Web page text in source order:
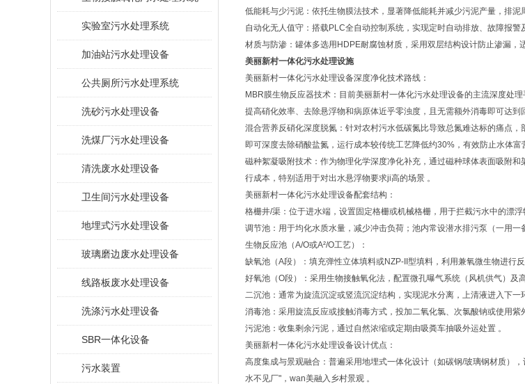
​实验室污水处理系统
加油站污水处理设备
公共厕所污水处理系统
洗砂污水处理设备
洗煤厂污水处理设备
清洗废水处理设备
卫生间污水处理设备
地埋式污水处理设备
玻璃磨边废水处理设备
线路板废水处理设备
洗涤污水处理设备
SBR一体化设备
污水装置
低能耗与少污泥‌：依托生物膜法技术，显著降低能耗并减少污泥产量，排泥
自动化无人值守‌：搭载‌PLC全自动控制系统‌，实现定时自动排放、故障报
材质与防渗‌：罐体多选用‌HDPE耐腐蚀材质‌，采用双层结构设计防止渗漏，
美丽新村一体化污水处理设施
美丽新村一体化污水处理设备深度净化技术路线：
‌MBR膜生物反应器技术‌：目前美丽新村一体化污水处理设备的主流深度处
提高硝化效率、‌去除悬浮物和病原体‌近乎零浊度，且无需额外消毒即可达到
混合营养反硝化深度脱氮‌：针对农村污水低碳氮比导致总氮难达标的痛点
即可深度去除硝酸盐氮，运行成本较传统工艺降低约30%，有效防止水体富
磁种絮凝吸附技术‌：作为物理化学深度净化补充，通过磁种球体表面吸附
行成本，特别适用于对出水悬浮物要求ji高的场景 。‌‌
美丽新村一体化污水处理设备配套结构：
格栅井/渠‌：位于进水端，设置固定格栅或机械格栅，用于拦截污水中的漂
调节池‌：用于均化水质水量，减少冲击负荷；池内常设‌潜水排污泵‌（一用一
‌生物反应池（A/O或A²/O工艺）‌：
缺氧池（A段）‌：填充弹性立体填料或NZP-II型填料，利用兼氧微生物进行反
好氧池（O段）‌：采用生物接触氧化法，配置‌微孔曝气系统‌（风机供气）及
二沉池‌：通常为旋流沉淀或竖流沉淀结构，实现泥水分离，上清液进入下一
消毒池‌：采用旋流反应或接触消毒方式，投加二氧化氯、次氯酸钠或使用紫
‌污泥池‌：收集剩余污泥，通过自然浓缩或定期由吸粪车抽吸外运处置 。‌‌
美丽新村一体化污水处理设备设计优点：
高度集成与景观融合‌：普遍采用‌地埋式一体化设计‌（如碳钢/玻璃钢材质）
水不见厂"，wan美融入乡村景观 。